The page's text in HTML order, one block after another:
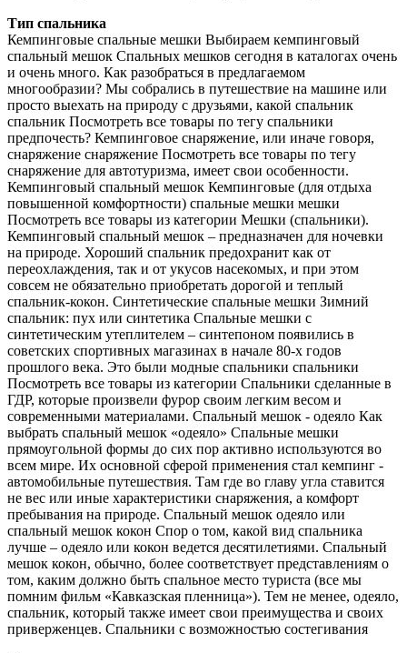
Тип спальника
Кемпинговые спальные мешки Выбираем кемпинговый
спальный мешок Спальных мешков сегодня в каталогах очень
и очень много. Как разобраться в предлагаемом
многообразии? Мы собрались в путешествие на машине или
просто выехать на природу с друзьями, какой спальник
спальник Посмотреть все товары по тегу спальники
предпочесть? Кемпинговое снаряжение, или иначе говоря,
снаряжение снаряжение Посмотреть все товары по тегу
снаряжение для автотуризма, имеет свои особенности.
Кемпинговый спальный мешок Кемпинговые (для отдыха
повышенной комфортности) спальные мешки мешки
Посмотреть все товары из категории Мешки (спальники).
Кемпинговый спальный мешок – предназначен для ночевки
на природе. Хороший спальник предохранит как от
переохлаждения, так и от укусов насекомых, и при этом
совсем не обязательно приобретать дорогой и теплый
спальник-кокон. Синтетические спальные мешки Зимний
спальник: пух или синтетика Спальные мешки с
синтетическим утеплителем – синтепоном появились в
советских спортивных магазинах в начале 80-х годов
прошлого века. Это были модные спальники спальники
Посмотреть все товары из категории Спальники сделанные в
ГДР, которые произвели фурор своим легким весом и
современными материалами. Спальный мешок - одеяло Как
выбрать спальный мешок «одеяло» Спальные мешки
прямоугольной формы до сих пор активно используются во
всем мире. Их основной сферой применения стал кемпинг -
автомобильные путешествия. Там где во главу угла ставится
не вес или иные характеристики снаряжения, а комфорт
пребывания на природе. Спальный мешок одеяло или
спальный мешок кокон Спор о том, какой вид спальника
лучше – одеяло или кокон ведется десятилетиями. Спальный
мешок кокон, обычно, более соответствует представлениям о
том, каким должно быть спальное место туриста (все мы
помним фильм «Кавказская пленница»). Тем не менее, одеяло,
спальник, который также имеет свои преимущества и своих
приверженцев. Спальники с возможностью состегивания